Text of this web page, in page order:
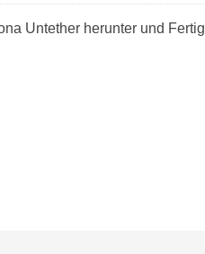
Untether herunter und Fertig